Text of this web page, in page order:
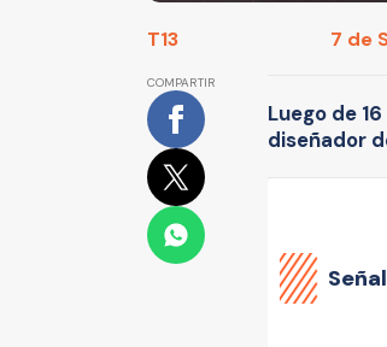
T13 7 de
COMPARTIR
Luego de
diseñador
Señal